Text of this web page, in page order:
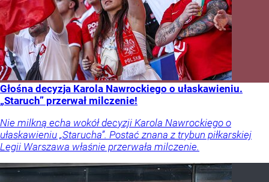
Głośna decyzja Karola Nawrockiego o ułaskawieniu.
„Staruch” przerwał milczenie!
Nie milkną echa wokół decyzji Karola Nawrockiego o
ułaskawieniu „Starucha”. Postać znana z trybun piłkarskiej
Legii Warszawa właśnie przerwała milczenie.